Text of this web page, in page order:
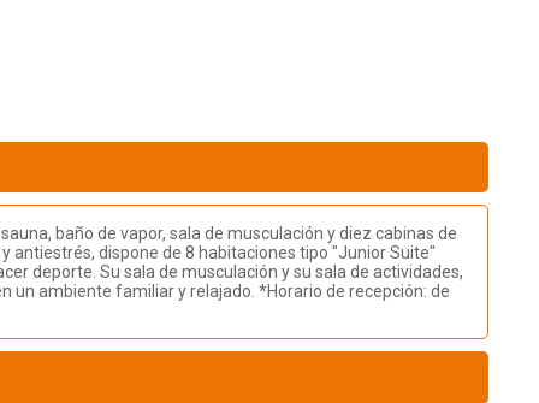
baño de vapor, sala de musculación y diez cabinas de
dispone de 8 habitaciones tipo "Junior Suite"
deporte. Su sala de musculación y su sala de actividades,
un ambiente familiar y relajado. *Horario de recepción: de